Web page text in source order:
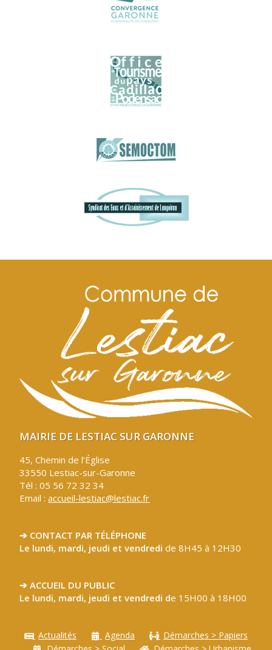
MAIRIE DE LESTIAC SUR GARONNE
45, Chemin de l’Église
33550 Lestiac-sur-Garonne
Tél : 05 56 72 32 34
Email :accueil-lestiac@lestiac.fr
➔ CONTACT PAR TÉLÉPHONE
Le lundi, mardi, jeudi et vendredide 8H45 à 12H30
➔ ACCUEIL DU PUBLIC
Le lundi, mardi, jeudi et vendredi de 15H00 à 18H00
Actualités Agenda
Démarches > Papiers